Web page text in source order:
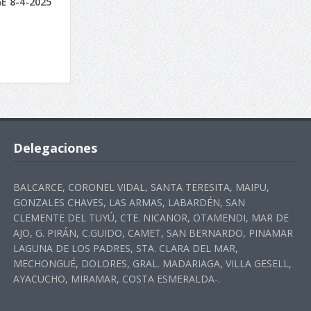
Delegaciones
BALCARCE, CORONEL VIDAL, SANTA TERESITA, MAIPU,
GONZALES CHAVES, LAS ARMAS, LABARDÉN, SAN
CLEMENTE DEL TUYÚ, CTE. NICANOR, OTAMENDI, MAR DE
AJO, G. PIRÁN, C.GUIDO, CAMET, SAN BERNARDO, PINAMAR
LAGUNA DE LOS PADRES, STA. CLARA DEL MAR,
MECHONGUÉ, DOLORES, GRAL. MADARIAGA, VILLA GESELL,
AYACUCHO, MIRAMAR, COSTA ESMERALDA-.